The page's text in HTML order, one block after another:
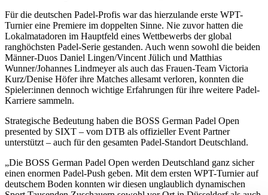
Für die deutschen Padel-Profis war das hierzulande erste WPT-
Turnier eine Premiere im doppelten Sinne. Nie zuvor hatten die
Lokalmatadoren im Hauptfeld eines Wettbewerbs der global
ranghöchsten Padel-Serie gestanden. Auch wenn sowohl die beiden
Männer-Duos Daniel Lingen/Vincent Jülich und Matthias
Wunner/Johannes Lindmeyer als auch das Frauen-Team Victoria
Kurz/Denise Höfer ihre Matches allesamt verloren, konnten die
Spieler:innen dennoch wichtige Erfahrungen für ihre weitere Padel-
Karriere sammeln.
Strategische Bedeutung haben die BOSS German Padel Open
presented by SIXT – vom DTB als offizieller Event Partner
unterstützt – auch für den gesamten Padel-Standort Deutschland.
„Die BOSS German Padel Open werden Deutschland ganz sicher
einen enormen Padel-Push geben. Mit dem ersten WPT-Turnier auf
deutschem Boden konnten wir diesen unglaublich dynamischen